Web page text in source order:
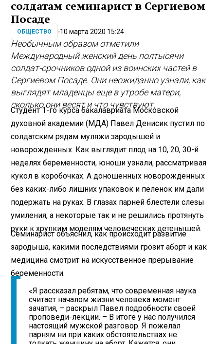
солдатам семинарист в Сергиевом
Посаде
ОБЩЕСТВО 10 марта 2020 15:24
Необычным образом отметили
Международный женский день полтысячи
солдат-срочников одной из воинских частей в
Сергиевом Посаде. Они неожиданно узнали, как
выглядят младенцы еще в утробе матери,
сколько они весят и что чувствуют.
Студент 1-го курса бакалавриата Московской
духовной академии (МДА) Павел Денисик пустил по
солдатским рядам муляжи зародышей и
новорожденных. Как выглядит плод на 10, 20, 30-й
неделях беременности, юноши узнали, рассматривая
кукол в коробочках. А доношенных новорожденных
без каких-либо лишних упаковок и пеленок им дали
подержать на руках. В глазах парней блестели слезы
умиления, а некоторые так и не решились протянуть
руки к хрупким моделям человеческих детенышей.
Семинарист объяснил, как происходит развитие
зародыша, какими последствиями грозит аборт и как
медицина смотрит на искусственное прерывание
беременности.
«Я рассказал ребятам, что современная наука
считает началом жизни человека момент
зачатия, – раскрыл Павел подробности своей
проповеди-лекции. – В итоге у нас получился
настоящий мужской разговор. Я пожелал
парням ни при каких обстоятельствах не